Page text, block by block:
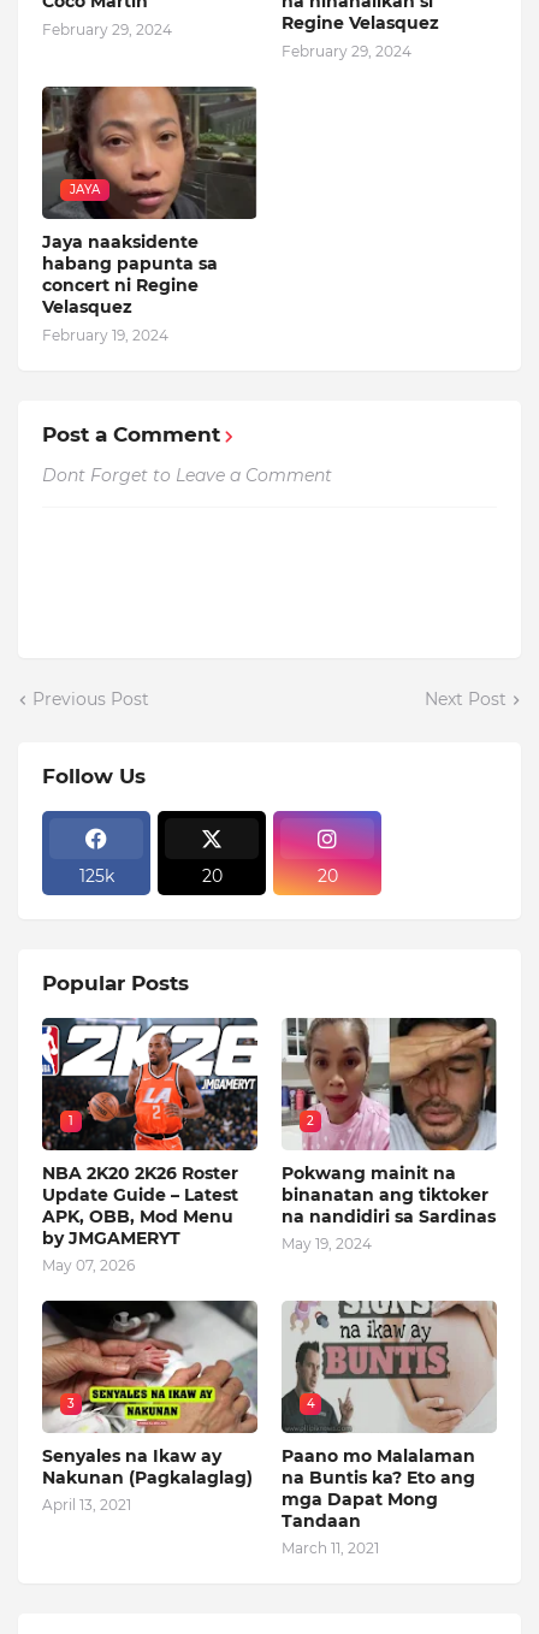
February 29, 2024
Regine Velasquez
February 29, 2024
JAYA
Jaya naaksidente
habang papunta sa
concert ni Regine
Velasquez
February 19, 2024
Post a Comment
Dont Forget to Leave a Comment
Previous Post Next Post
Follow Us
125k 20 20
Popular Posts
1
NBA 2K20 2K26 Roster
Update Guide – Latest
APK, OBB, Mod Menu
by JMGAMERYT
May 07, 2026
2
Pokwang mainit na
binanatan ang tiktoker
na nandidiri sa Sardinas
May 19, 2024
3
Senyales na Ikaw ay
Nakunan (Pagkalaglag)
April 13, 2021
4
Paano mo Malalaman
na Buntis ka? Eto ang
mga Dapat Mong
Tandaan
March 11, 2021